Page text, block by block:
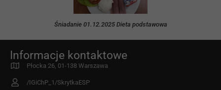
Śniadanie 01.12.2025 Dieta podstawowa
Informacje kontaktowe
Płocka 26, 01-138 Warszawa
/IGiChP_1/SkrytkaESP